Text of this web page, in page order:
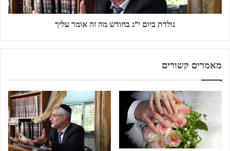
נולדת ביום י"ג בחודש מה זה אומר עליך
מאמרים קשורים